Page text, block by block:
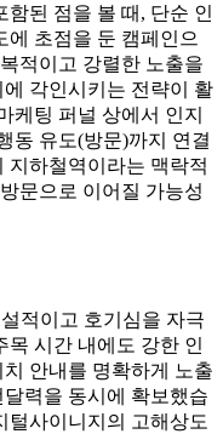
된 점을 볼 때, 단순 인
에 초점을 둔 캠페인으
적이고 강렬한 노출을
각인시키는 전략이 활
케팅 퍼널 상에서 인지
동 유도(방문)까지 연결
지하철역이라는 맥락적
문으로 이어질 가능성
적이고 호기심을 자극
목 시간 내에도 강한 인
안내를 명확하게 노출
력을 동시에 확보했습
털사이니지의 고해상도